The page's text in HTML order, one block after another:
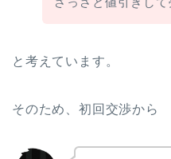
と考えています。
そのため、初回交渉から